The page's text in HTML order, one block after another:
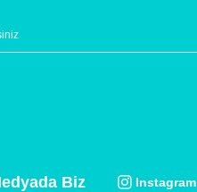
Biz Instagram